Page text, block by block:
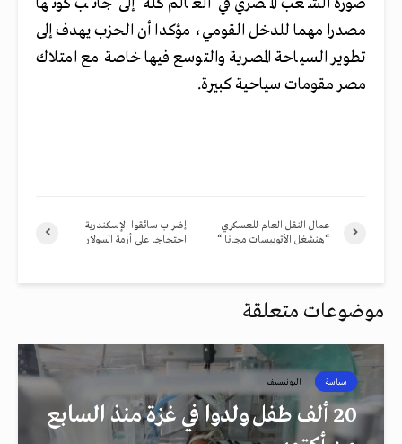
مصدرا مهما للدخل القومي، مؤكدا أن الحزب يهدف إلى
تطوير السياحة المصرية والتوسع فيها خاصة مع امتلاك
مصر مقومات سياحية كبيرة.
إضراب سائقوا الإسكندرية
احتجاجا على أزمة السولار
عمال النقل العام للعسكري
“هنشغل الأتوبيسات مجانا “
موضوعات متعلقة
سياسة اليونيسيف
20 ألف طفل ولدوا في غزة منذ السابع